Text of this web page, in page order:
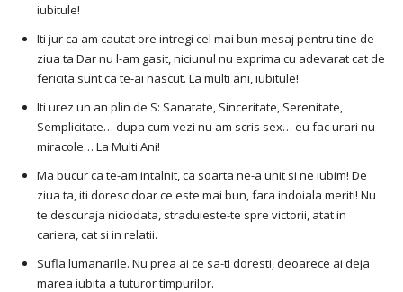
iubitule!
Iti jur ca am cautat ore intregi cel mai bun mesaj pentru tine de
ziua ta Dar nu l-am gasit, niciunul nu exprima cu adevarat cat de
fericita sunt ca te-ai nascut. La multi ani, iubitule!
Iti urez un an plin de S: Sanatate, Sinceritate, Serenitate,
Semplicitate… dupa cum vezi nu am scris sex… eu fac urari nu
miracole… La Multi Ani!
Ma bucur ca te-am intalnit, ca soarta ne-a unit si ne iubim! De
ziua ta, iti doresc doar ce este mai bun, fara indoiala meriti! Nu
te descuraja niciodata, straduieste-te spre victorii, atat in ​​
cariera, cat si in relatii.
Sufla lumanarile. Nu prea ai ce sa-ti doresti, deoarece ai deja
marea iubita a tuturor timpurilor.